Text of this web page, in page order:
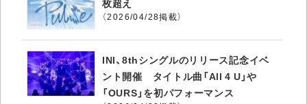
枚超え
（2026/04/28掲載）
INI、8thシングルのリリース記念イベ
ント開催 タイトル曲「All 4 U」や
「OURS」を初パフォーマンス